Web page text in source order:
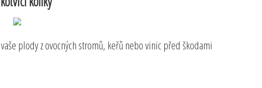
plody z ovocných stromů, keřů nebo vinic před škodami